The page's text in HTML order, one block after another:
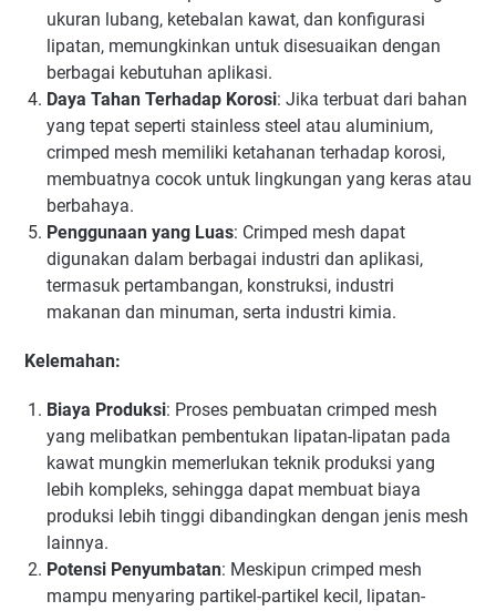
ukuran lubang, ketebalan kawat, dan konfigurasi
lipatan, memungkinkan untuk disesuaikan dengan
berbagai kebutuhan aplikasi.
Daya Tahan Terhadap Korosi: Jika terbuat dari bahan
yang tepat seperti stainless steel atau aluminium,
crimped mesh memiliki ketahanan terhadap korosi,
membuatnya cocok untuk lingkungan yang keras atau
berbahaya.
Penggunaan yang Luas: Crimped mesh dapat
digunakan dalam berbagai industri dan aplikasi,
termasuk pertambangan, konstruksi, industri
makanan dan minuman, serta industri kimia.
Kelemahan:
Biaya Produksi: Proses pembuatan crimped mesh
yang melibatkan pembentukan lipatan-lipatan pada
kawat mungkin memerlukan teknik produksi yang
lebih kompleks, sehingga dapat membuat biaya
produksi lebih tinggi dibandingkan dengan jenis mesh
lainnya.
Potensi Penyumbatan: Meskipun crimped mesh
mampu menyaring partikel-partikel kecil, lipatan-